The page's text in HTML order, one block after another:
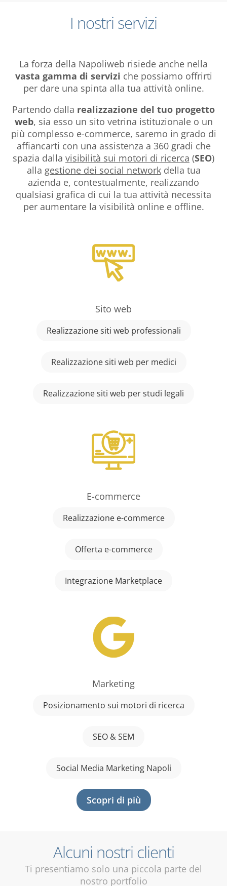
I nostri servizi
La forza della Napoliweb risiede anche nella
vasta gamma di servizi che possiamo offrirti
per dare una spinta alla tua attività online.
Partendo dalla realizzazione del tuo progetto
web, sia esso un sito vetrina istituzionale o un
più complesso e-commerce, saremo in grado di
affiancarti con una assistenza a 360 gradi che
spazia dalla visibilità sui motori di ricerca (SEO)
alla gestione dei social networkdella tua
azienda e, contestualmente, realizzando
qualsiasi grafica di cui la tua attività necessita
per aumentare la visibilità online e offline.
Sito web
Realizzazione siti web professionali
Realizzazione siti web per medici
Realizzazione siti web per studi legali
E-commerce
Realizzazione e-commerce
Offerta e-commerce
Integrazione Marketplace
Marketing
Posizionamento sui motori di ricerca
SEO & SEM
Social Media Marketing Napoli
Scopri di più
Alcuni nostri clienti
Ti presentiamo solo una piccola parte del
nostro portfolio